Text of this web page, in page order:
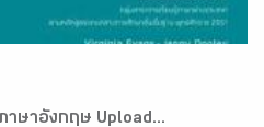
าษาอังกฤษ Upload...